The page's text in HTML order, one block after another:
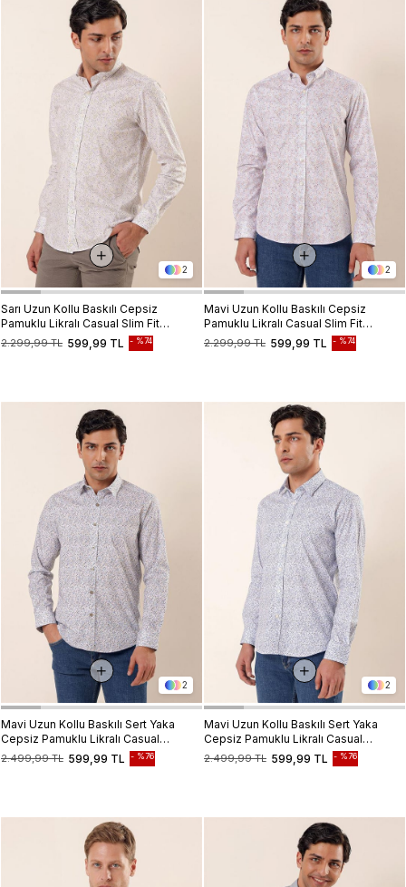
2
Sarı Uzun Kollu Baskılı Cepsiz
Pamuklu Likralı Casual Slim Fit
Dar Kesim Gömlek 1004230136
599,99 TL
2.299,99 TL %74
2
Mavi Uzun Kollu Baskılı Cepsiz
Pamuklu Likralı Casual Slim Fit
Dar Kesim Gömlek 1004230136
599,99 TL
2.299,99 TL %74
2
Mavi Uzun Kollu Baskılı Sert Yaka
Cepsiz Pamuklu Likralı Casual
Slim Fit Gömlek 1004230135
599,99 TL
2.499,99 TL %76
2
Mavi Uzun Kollu Baskılı Sert Yaka
Cepsiz Pamuklu Likralı Casual
Slim Fit Gömlek 1004230135
599,99 TL
2.499,99 TL %76